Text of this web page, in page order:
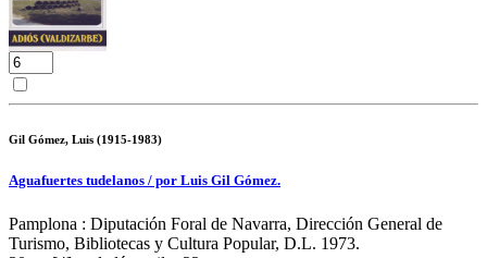
Gil Gómez, Luis (1915-1983)
Aguafuertes tudelanos / por Luis Gil Gómez.
Pamplona : Diputación Foral de Navarra, Dirección General de
Turismo, Bibliotecas y Cultura Popular, D.L. 1973.